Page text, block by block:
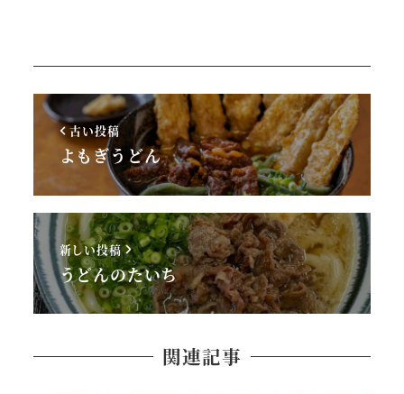
古い投稿
よもぎうどん
新しい投稿
うどんのたいち
関連記事